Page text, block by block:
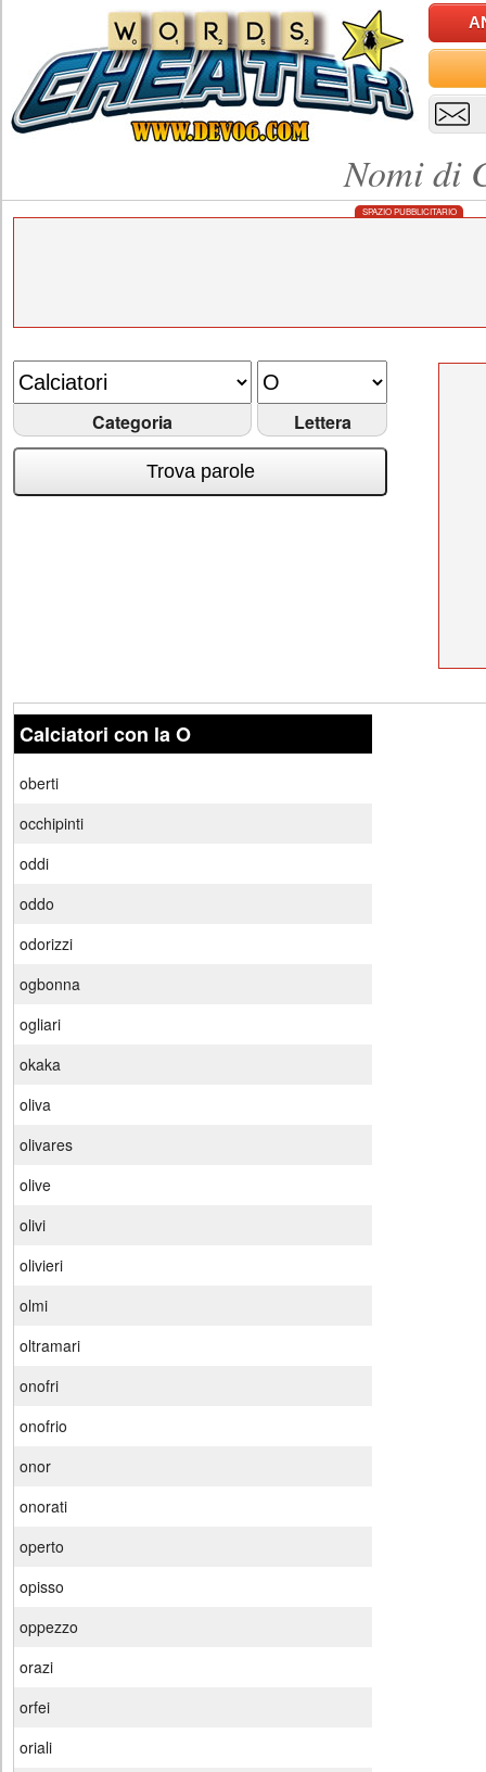
Nomi di
SPAZIO PUBBLICITARIO
Categoria Lettera
Trova parole
Calciatori con la O
oberti
occhipinti
oddi
oddo
odorizzi
ogbonna
ogliari
okaka
oliva
olivares
olive
olivi
olivieri
olmi
oltramari
onofri
onofrio
onor
onorati
operto
opisso
oppezzo
orazi
orfei
oriali